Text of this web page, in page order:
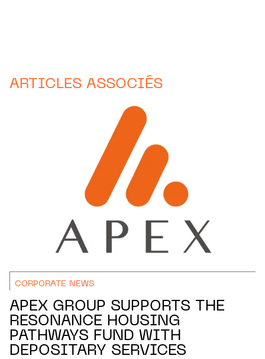
ARTICLES ASSOCIÉS
CORPORATE NEWS
APEX GROUP SUPPORTS THE
RESONANCE HOUSING
PATHWAYS FUND WITH
DEPOSITARY SERVICES